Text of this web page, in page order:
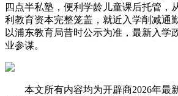
四点半私塾，便利学龄儿童课后托管，
利教育资本完整笼盖，就近入学削减通
以浦东教育局昔时公示为准，最新入学
业参谋。
本文所有内容均为开辟商2026年最